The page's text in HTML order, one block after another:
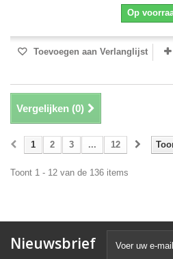
Op
Toevoegen aan Verlanglijst
Vergelijken (0)
1 2 3 ... 12
Toont 1 - 12 van de 136 items
Nieuwsbrief